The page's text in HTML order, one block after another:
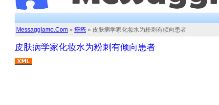
Messaggiamo.Com » 痤疮 » 皮肤病学家化妆水为粉刺有倾向患者
皮肤病学家化妆水为粉刺有倾向患者